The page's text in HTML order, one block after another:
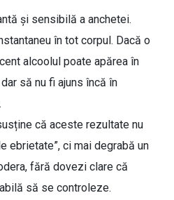
și sensibilă a anchetei.
în tot corpul. Dacă o
alcoolul poate apărea în
să nu fi ajuns încă în
că aceste rezultate nu
ebrietate”, ci mai degrabă un
fără dovezi clare că
să se controleze.